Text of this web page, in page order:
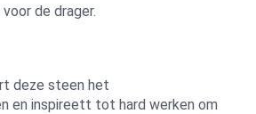
de drager.
deze steen het
en inspireett tot hard werken om